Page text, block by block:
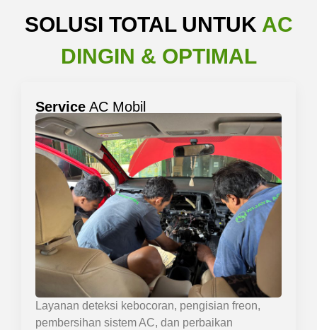
SOLUSI TOTAL UNTUK AC
DINGIN & OPTIMAL
Service AC Mobil
Layanan deteksi kebocoran, pengisian freon,
pembersihan sistem AC, dan perbaikan